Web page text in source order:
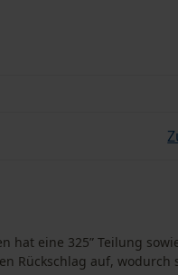
hat eine 325” Teilung
Rückschlag auf, wodurch